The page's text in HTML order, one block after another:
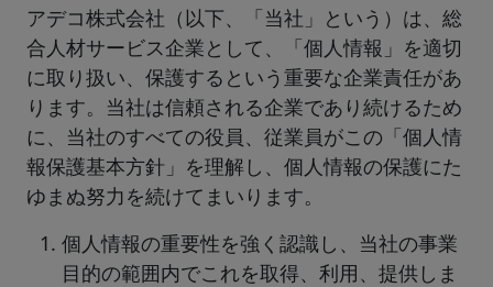
アデコ株式会社（以下、「当社」という）は、総
合人材サービス企業として、「個人情報」を適切
に取り扱い、保護するという重要な企業責任があ
ります。当社は信頼される企業であり続けるため
に、当社のすべての役員、従業員がこの「個人情
報保護基本方針」を理解し、個人情報の保護にた
ゆまぬ努力を続けてまいります。
個人情報の重要性を強く認識し、当社の事業
目的の範囲内でこれを取得、利用、提供しま